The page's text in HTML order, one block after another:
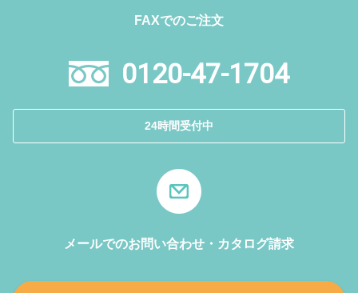
FAXでのご注文
0120-47-1704
24時間受付中
メールでのお問い合わせ・カタログ請求